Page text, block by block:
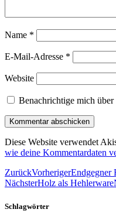
Name *
E-Mail-Adresse *
Website
Benachrichtige mich
Diese Website verwendet
wie deine Kommentardaten
ZurückVorherigerEndgegner
NächsterHolz als Hehlerware
Schlagwörter